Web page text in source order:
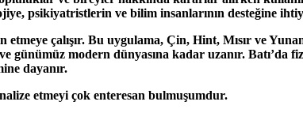
psikiyatristlerin ve bilim insanlarının desteğine
çalışır. Bu uygulama, Çin, Hint, Mısır ve
günümüz modern dünyasına kadar uzanır. Batı’da
dayanır.
etmeyi çok enteresan bulmuşumdur.